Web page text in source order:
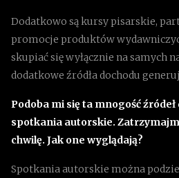
Dodatkowo są kursy pisarskie,
promocje produktów
skupiać się wyłącznie na samych
dodatkowe źródła dochodu
Podoba mi się ta mnogość źródeł
spotkania autorskie.
chwilę. Jak one wyglądają?
Spotkania autorskie można